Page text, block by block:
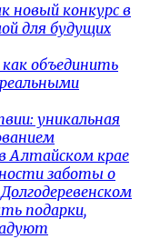
новый конкурс в
для будущих
объединить
уникальная
Алтайском крае
заботы о
подарки,